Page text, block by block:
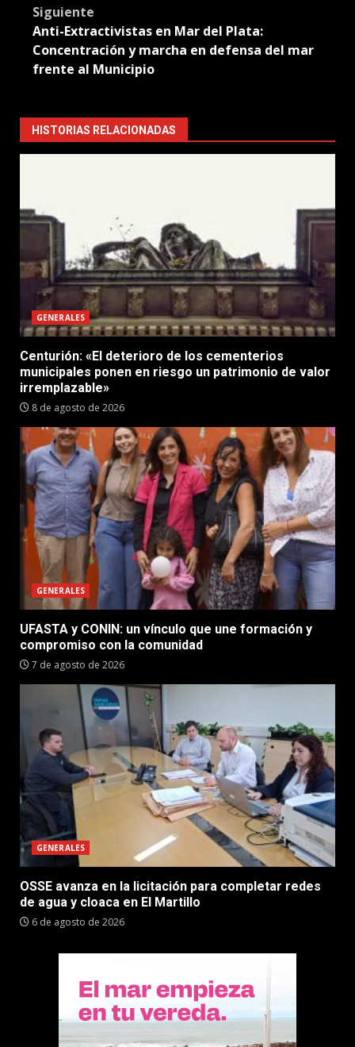
Siguiente
Anti-Extractivistas en Mar del Plata:
Concentración y marcha en defensa del mar
frente al Municipio
HISTORIAS RELACIONADAS
GENERALES
Centurión: «El deterioro de los cementerios
municipales ponen en riesgo un patrimonio de valor
irremplazable»
8 de agosto de 2026
GENERALES
UFASTA y CONIN: un vínculo que une formación y
compromiso con la comunidad
7 de agosto de 2026
GENERALES
OSSE avanza en la licitación para completar redes
de agua y cloaca en El Martillo
6 de agosto de 2026